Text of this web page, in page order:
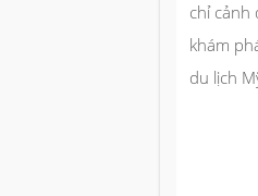
chỉ cảnh
khám
du lịch